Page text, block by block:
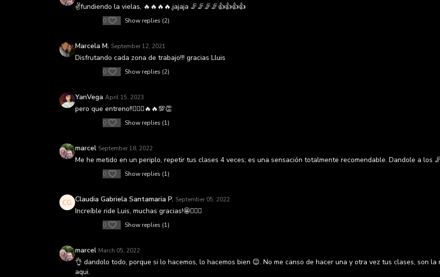
✌fundiendo la vielas, 🔥🔥🔥🔥,jajaja 🦵🦵🦵🦵👍👍👍👍
0 Show replies (2)
Marcela M. September 12, 2021
Disfrutando cada zona de trabajo!!! gracias Lluis
0 Show replies (2)
YanVega April 15, 2023
pero que entreno!!🚴🏻‍♀️🔥🔥💯👏
0 Show replies (1)
marcel September 18, 2022
Me he metido en un periplo, repetir tus clases 4 veces; es una sensación totalmente recomendable. Dandole a los
0 Show replies (1)
Claudia Gabriela Santamaria P. September 05, 2022
Increíble ride Luis, muchas gracias!🤩🚴🏽‍♀️
0 Show replies (1)
marcel March 05, 2022
👌 dandolo todo, porque si lo hacemos, lo hacemos bien 😉. No me canso de hacer una y otra vez tus clases, son
aqui.